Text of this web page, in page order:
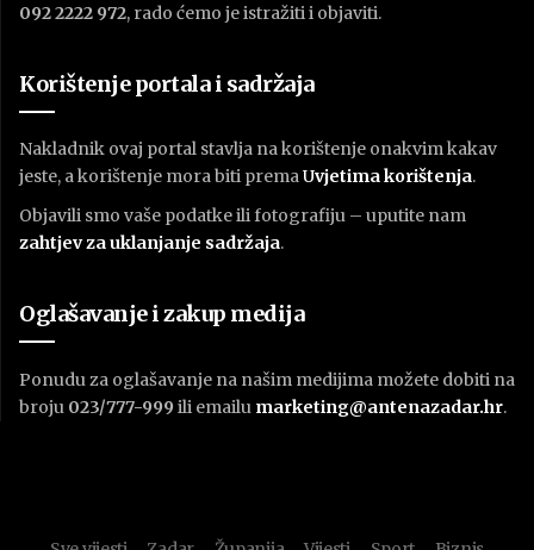
092 2222 972, rado ćemo je istražiti i objaviti.
Korištenje portala i sadržaja
Nakladnik ovaj portal stavlja na korištenje onakvim kakav
jeste, a korištenje mora biti premaUvjetima korištenja.
Objavili smo vaše podatke ili fotografiju – uputite nam
zahtjev za uklanjanje sadržaja.
Oglašavanje i zakup medija
Ponudu za oglašavanje na našim medijima možete dobiti na
broju 023/777-999 ili emailu marketing@antenazadar.hr.